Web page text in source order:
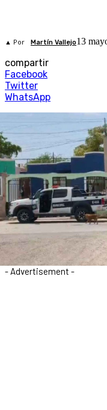
▲ Por Martín Vallejo13
compartir
Facebook
Twitter
WhatsApp
- Advertisement -